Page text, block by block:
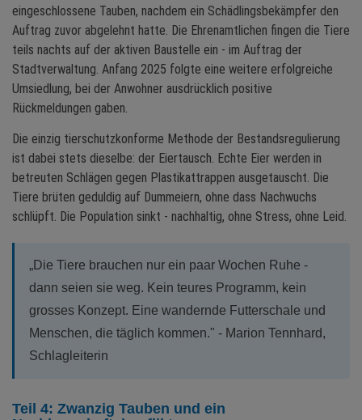
eingeschlossene Tauben, nachdem ein Schädlingsbekämpfer den
Auftrag zuvor abgelehnt hatte. Die Ehrenamtlichen fingen die Tiere
teils nachts auf der aktiven Baustelle ein - im Auftrag der
Stadtverwaltung. Anfang 2025 folgte eine weitere erfolgreiche
Umsiedlung, bei der Anwohner ausdrücklich positive
Rückmeldungen gaben.
Die einzig tierschutzkonforme Methode der Bestandsregulierung
ist dabei stets dieselbe: der Eiertausch. Echte Eier werden in
betreuten Schlägen gegen Plastikattrappen ausgetauscht. Die
Tiere brüten geduldig auf Dummeiern, ohne dass Nachwuchs
schlüpft. Die Population sinkt - nachhaltig, ohne Stress, ohne Leid.
„Die Tiere brauchen nur ein paar Wochen Ruhe -
dann seien sie weg. Kein teures Programm, kein
grosses Konzept. Eine wandernde Futterschale und
Menschen, die täglich kommen." - Marion Tennhard,
Schlagleiterin
Teil 4: Zwanzig Tauben und ein